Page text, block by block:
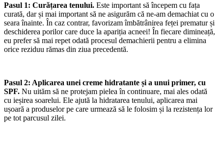
Pasul 1: Curățarea tenului. Este important să începem cu fața
curată, dar și mai important să ne asigurăm că ne-am demachiat cu o
seara înainte. În caz contrar, favorizam îmbătrânirea feței prematur și
deschiderea porilor care duce la apariția acneei! În fiecare dimineață,
eu prefer să mai repet odată procesul demachierii pentru a elimina
orice reziduu rămas din ziua precedentă.
Pasul 2: Aplicarea unei creme hidratante și a unui primer, cu
SPF. Nu uităm să ne protejam pielea în continuare, mai ales odată
cu ieșirea soarelui. Ele ajută la hidratarea tenului, aplicarea mai
ușoară a produselor pe care urmează să le folosim și la rezistența lor
pe tot parcusul zilei.